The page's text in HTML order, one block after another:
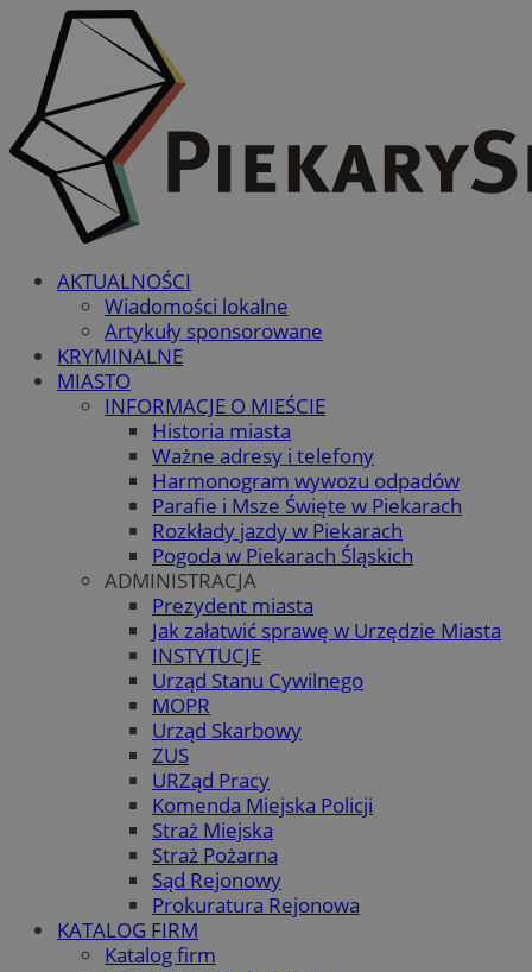
AKTUALNOŚCI
Wiadomości lokalne
Artykuły sponsorowane
KRYMINALNE
MIASTO
INFORMACJE O MIEŚCIE
Historia miasta
Ważne adresy i telefony
Harmonogram wywozu odpadów
Parafie i Msze Święte w Piekarach
Rozkłady jazdy w Piekarach
Pogoda w Piekarach Śląskich
ADMINISTRACJA
Prezydent miasta
Jak załatwić sprawę w Urzędzie Miasta
INSTYTUCJE
Urząd Stanu Cywilnego
MOPR
Urząd Skarbowy
ZUS
URZąd Pracy
Komenda Miejska Policji
Straż Miejska
Straż Pożarna
Sąd Rejonowy
Prokuratura Rejonowa
KATALOG FIRM
Katalog firm